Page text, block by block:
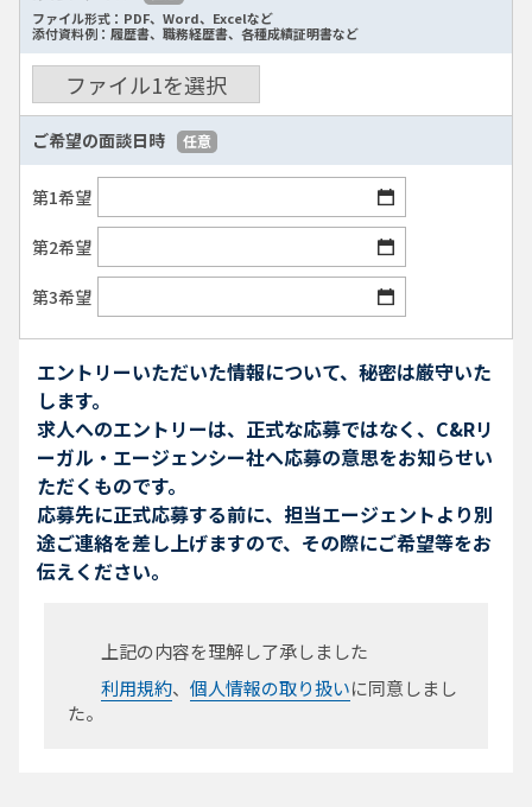
ファイル形式：PDF、Word、Excelなど
添付資料例：履歴書、職務経歴書、各種成績証明書など
ファイル1を選択
ご希望の面談日時 任意
第1希望
第2希望
第3希望
エントリーいただいた情報について、秘密は厳守いた
します。
求人へのエントリーは、正式な応募ではなく、C&Rリ
ーガル・エージェンシー社へ応募の意思をお知らせい
ただくものです。
応募先に正式応募する前に、担当エージェントより別
途ご連絡を差し上げますので、その際にご希望等をお
伝えください。
上記の内容を理解し了承しました
利用規約、 個人情報の取り扱いに同意しまし
た。